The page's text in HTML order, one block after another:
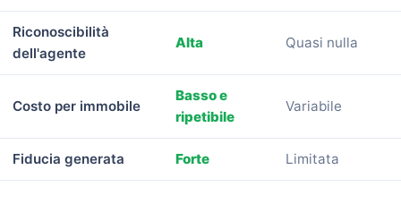
Riconoscibilità
dell'agente
Alta Quasi nulla
Costo per immobile
Basso e
ripetibile
Variabile
Fiducia generata Forte Limitata